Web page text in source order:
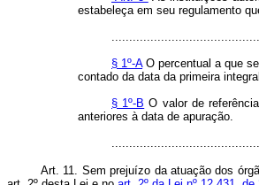
estabeleça em seu regulamento
§ 1º-AO percentual a que
contado da data da primeira
§ 1º-B O valor de
anteriores à data de apuração.
Art. 11. Sem prejuízo da atuação dos